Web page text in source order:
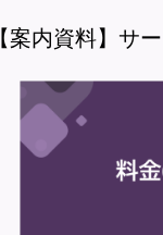
【案内資料】サ